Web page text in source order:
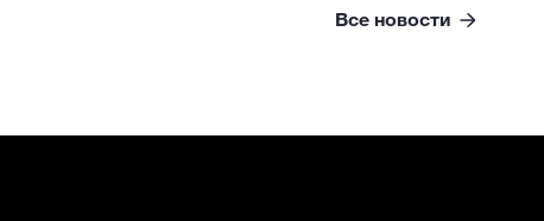
Все новости